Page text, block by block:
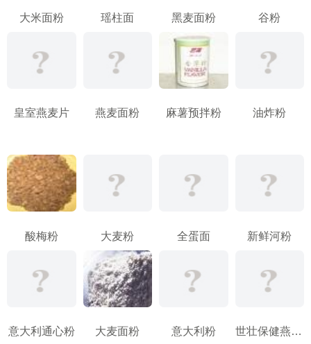
大米面粉 瑶柱面 黑麦面粉 谷粉
皇室燕麦片 燕麦面粉 麻薯预拌粉 油炸粉
酸梅粉 大麦粉 全蛋面 新鲜河粉
意大利通心粉 大麦面粉 意大利粉 世壮保健燕麦片